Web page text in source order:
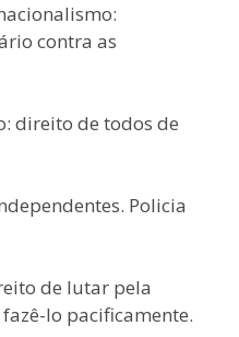
contra as
direito de todos de
Policia
de lutar pela
lo pacificamente.